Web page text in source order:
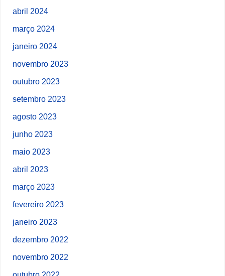
abril 2024
março 2024
janeiro 2024
novembro 2023
outubro 2023
setembro 2023
agosto 2023
junho 2023
maio 2023
abril 2023
março 2023
fevereiro 2023
janeiro 2023
dezembro 2022
novembro 2022